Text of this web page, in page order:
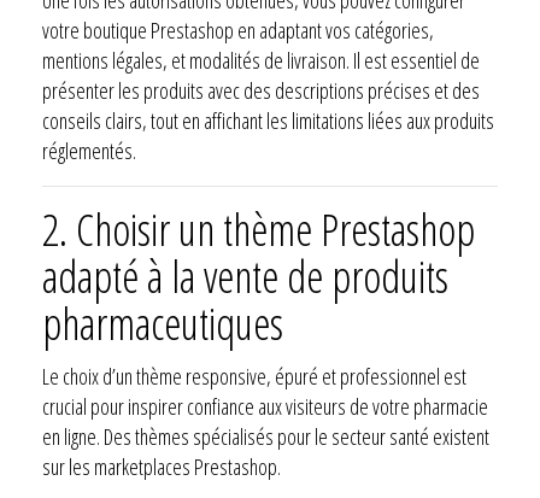
votre boutique Prestashop en adaptant vos catégories,
mentions légales, et modalités de livraison. Il est essentiel de
présenter les produits avec des descriptions précises et des
conseils clairs, tout en affichant les limitations liées aux produits
réglementés.
2. Choisir un thème Prestashop
adapté à la vente de produits
pharmaceutiques
Le choix d’un thème responsive, épuré et professionnel est
crucial pour inspirer confiance aux visiteurs de votre pharmacie
en ligne. Des thèmes spécialisés pour le secteur santé existent
sur les marketplaces Prestashop.